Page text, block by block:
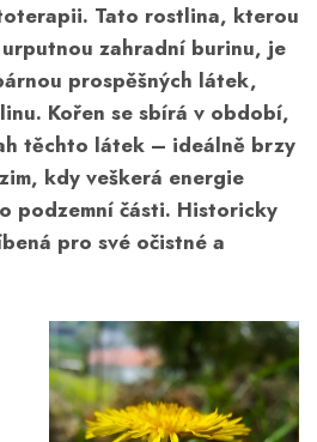
Tato rostlina, kterou
zahradní burinu, je
prospěšných látek,
Kořen se sbírá v období,
těchto látek – ideálně brzy
kdy veškerá energie
podzemní části. Historicky
pro své očistné a